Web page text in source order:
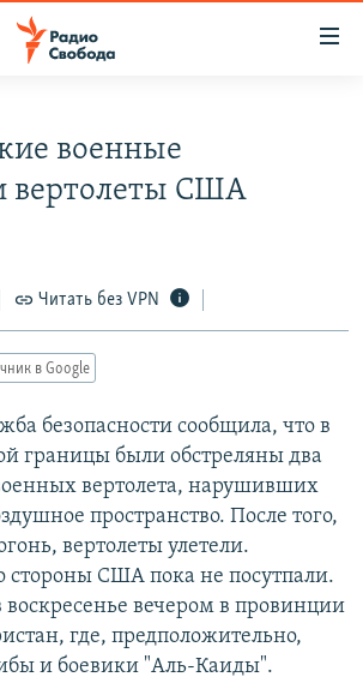
РАССЫЛКУ
военные
вертолеты США
Читать без VPN
в Google
безопасности сообщила, что в
границы были обстреляны два
вертолета, нарушивших
пространство. После того,
вертолеты улетели.
США пока не посутпали.
воскресенье вечером в провинции
где, предположительно,
и боевики "Аль-Каиды".